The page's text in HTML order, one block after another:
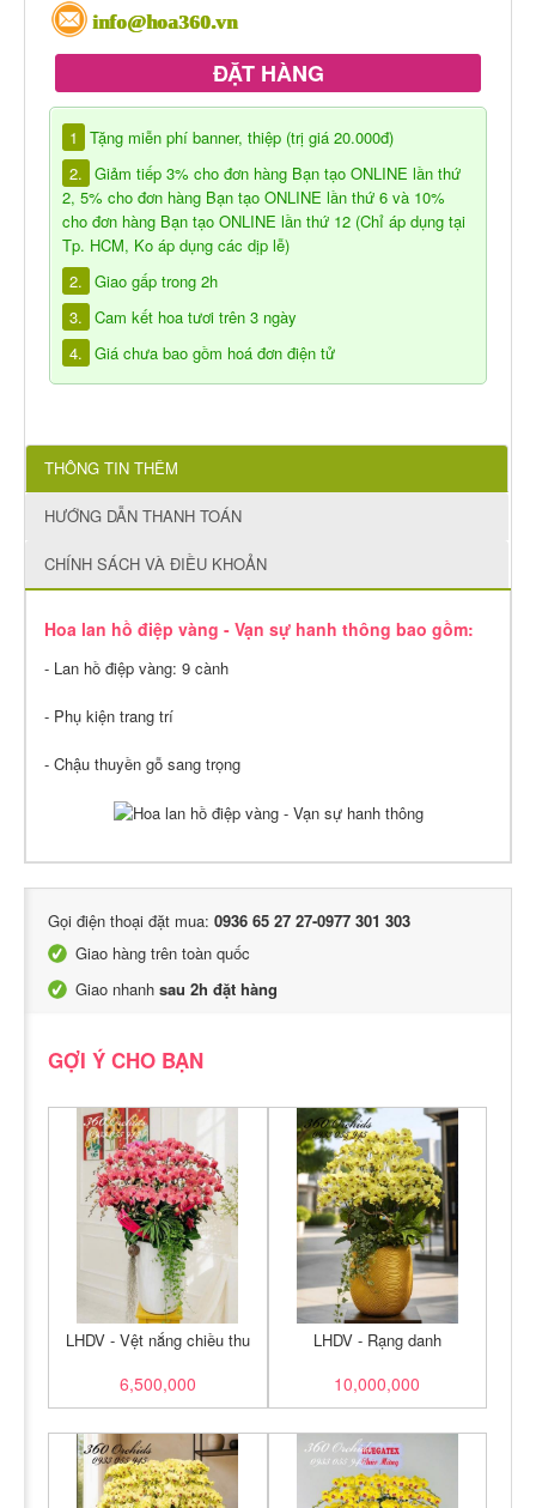
info@hoa360.vn
ĐẶT HÀNG
1
Tặng miễn phí banner, thiệp (trị giá 20.000đ)
2. Giảm tiếp 3% cho đơn hàng Bạn tạo ONLINE lần thứ
2, 5% cho đơn hàng Bạn tạo ONLINE lần thứ 6 và 10%
cho đơn hàng Bạn tạo ONLINE lần thứ 12 (Chỉ áp dụng tại
Tp. HCM, Ko áp dụng các dịp lễ)
2. Giao gấp trong 2h
3. Cam kết hoa tươi trên 3 ngày
4. Giá chưa bao gồm hoá đơn điện tử
THÔNG TIN THÊM
HƯỚNG DẪN THANH TOÁN
CHÍNH SÁCH VÀ ĐIỀU KHOẢN
Hoa lan hồ điệp vàng - Vạn sự hanh thông bao gồm:
- Lan hồ điệp vàng: 9 cành
- Phụ kiện trang trí
- Chậu thuyền gỗ sang trọng
Gọi điện thoại đặt mua: 0936 65 27 27-0977 301 303
Giao hàng trên toàn quốc
Giao nhanh sau 2h đặt hàng
GỢI Ý CHO BẠN
LHDV - Vệt nắng chiều thu
6,500,000
LHDV - Rạng danh
10,000,000